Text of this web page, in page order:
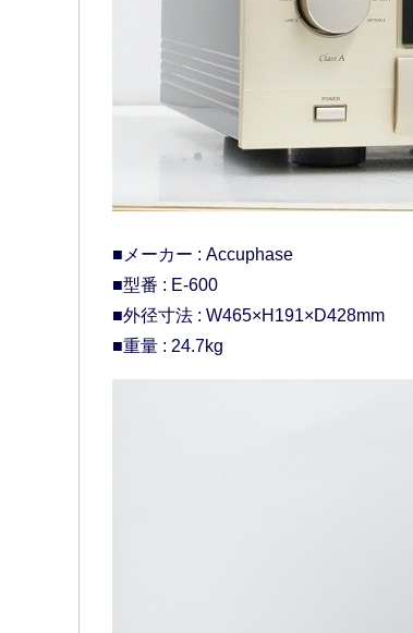
■メーカー : Accuphase
■型番 : E-600
■外径寸法 : W465×H191×D428mm
■重量 : 24.7kg